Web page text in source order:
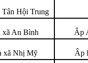
Hội Trung
xã An Bình Âp
xã Nhị Mỹ Âp